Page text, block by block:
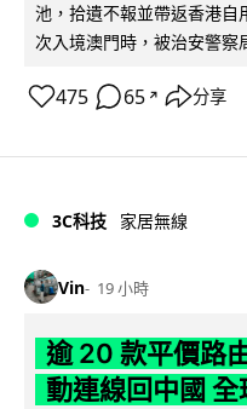
池，拾遺不報並帶返香港
次入境澳門時，被治安警察
475 65 ↗ 分享
3C科技 家居無線
Vin 19 小時
逾 20 款平價路
動連線回中國